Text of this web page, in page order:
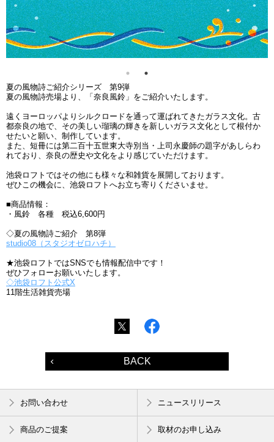
夏の風物詩ご紹介シリーズ 第9弾
夏の風物詩売場より、「奈良風鈴」をご紹介いたします。
遠くヨーロッパよりシルクロードを通って運ばれてきたガラス文化。古
都奈良の地で、その美しい瑠璃の輝きを新しいガラス文化として根付か
せたいと願い、制作しています。
また、短冊には第二百十五世東大寺別当・上司永慶師の題字があしらわ
れており、奈良の歴史や文化をより感じていただけます。
池袋ロフトではその他にも様々な和雑貨を展開しております。
ぜひこの機会に、池袋ロフトへお立ち寄りくださいませ。
■商品情報：
・風鈴 各種 税込6,600円
◇夏の風物詩ご紹介 第8弾
studio08（スタジオゼロハチ）
★池袋ロフトではSNSでも情報配信中です！
ぜひフォローお願いいたします。
◇池袋ロフト公式X
11階生活雑貨売場
BACK
お問い合わせ ニュースリリース
商品のご提案 取材のお申し込み